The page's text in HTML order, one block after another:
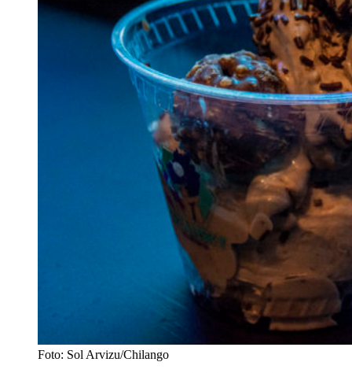
Foto: Sol Arvizu/Chilango